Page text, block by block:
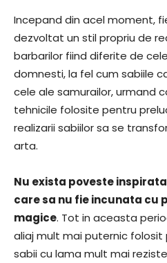
Incepand din acel moment,
dezvoltat un stil propriu de
barbarilor fiind diferite de
domnesti, la fel cum sabiile
cele ale samurailor, urmand
tehnicile folosite pentru
realizarii sabiilor sa se
arta.
Nu exista poveste
care sa nu fie incunata cu
magice. Tot in aceasta
aliaj mult mai puternic folosit
sabii cu lama mult mai